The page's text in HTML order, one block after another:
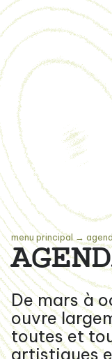
menu principal →
De mars à
ouvre
toutes et
artistiques